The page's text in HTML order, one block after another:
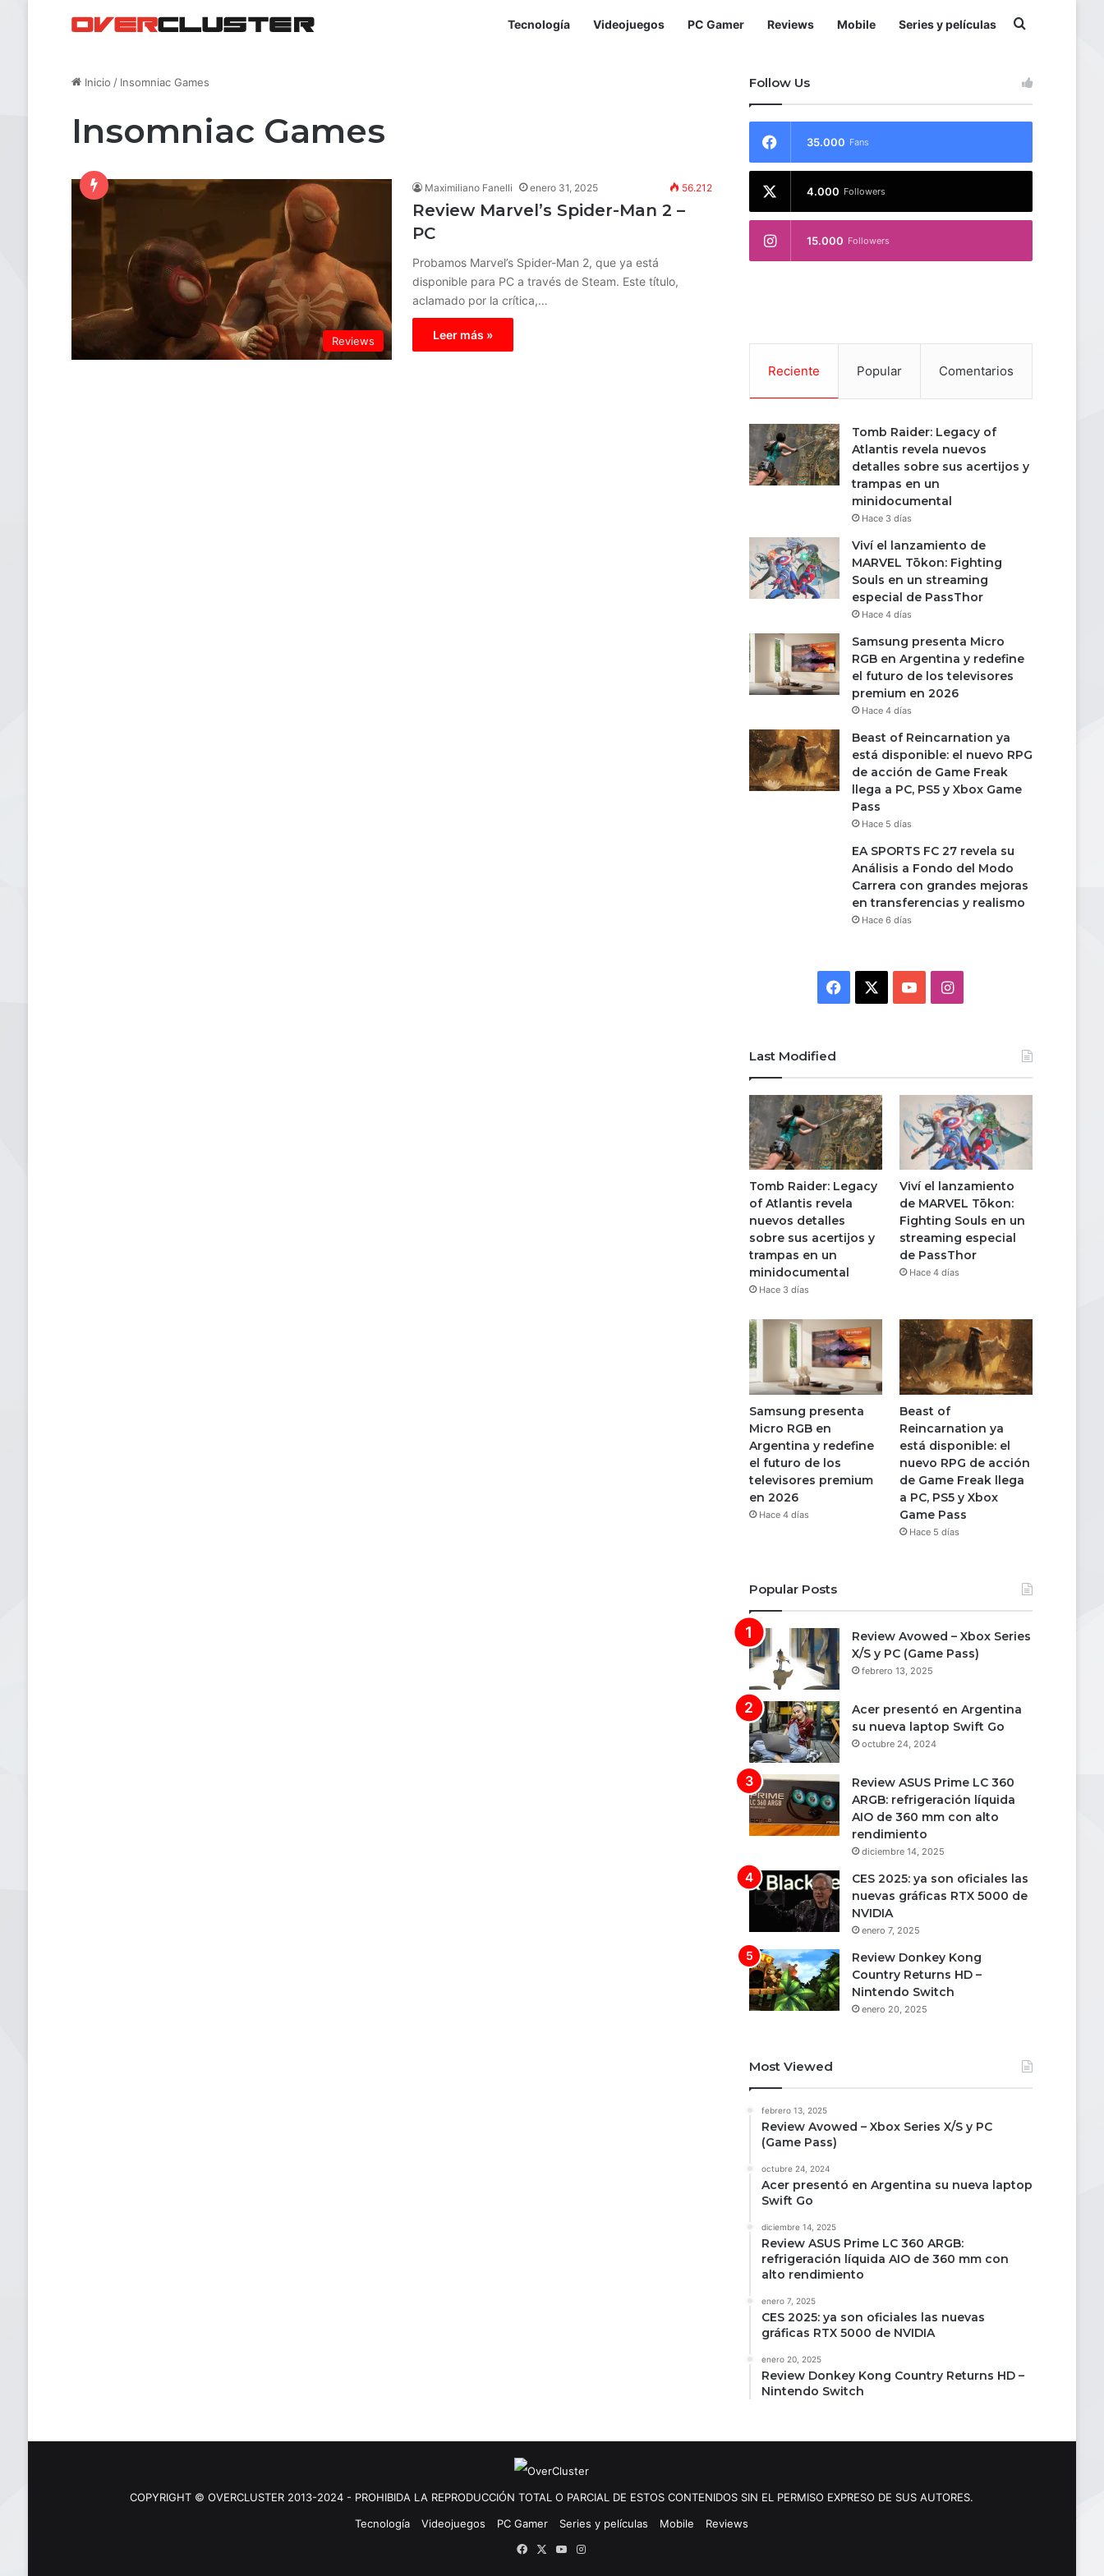
Tecnología Videojuegos PC Gamer Reviews Mobile Series y películas
Inicio / Insomniac Games
Insomniac Games
Reviews
Maximiliano Fanelli enero 31, 2025 56.212
Review Marvel’s Spider-Man 2 –
PC
Probamos Marvel’s Spider-Man 2, que ya está
disponible para PC a través de Steam. Este título,
aclamado por la crítica,…
Leer más »
Follow Us
35.000 Fans
4.000 Followers
15.000 Followers
Reciente Popular Comentarios
Tomb Raider: Legacy of
Atlantis revela nuevos
detalles sobre sus acertijos y
trampas en un
minidocumental
Hace 3 días
Viví el lanzamiento de
MARVEL Tōkon: Fighting
Souls en un streaming
especial de PassThor
Hace 4 días
Samsung presenta Micro
RGB en Argentina y redefine
el futuro de los televisores
premium en 2026
Hace 4 días
Beast of Reincarnation ya
está disponible: el nuevo RPG
de acción de Game Freak
llega a PC, PS5 y Xbox Game
Pass
Hace 5 días
EA SPORTS FC 27 revela su
Análisis a Fondo del Modo
Carrera con grandes mejoras
en transferencias y realismo
Hace 6 días
Facebook YouTubeInstagram
Last Modified
Tomb Raider: Legacy
of Atlantis revela
nuevos detalles
sobre sus acertijos y
trampas en un
minidocumental
Hace 3 días
Viví el lanzamiento
de MARVEL Tōkon:
Fighting Souls en un
streaming especial
de PassThor
Hace 4 días
Samsung presenta
Micro RGB en
Argentina y redefine
el futuro de los
televisores premium
en 2026
Hace 4 días
Beast of
Reincarnation ya
está disponible: el
nuevo RPG de acción
de Game Freak llega
a PC, PS5 y Xbox
Game Pass
Hace 5 días
Popular Posts
Review Avowed – Xbox Series
X/S y PC (Game Pass)
febrero 13, 2025
Acer presentó en Argentina
su nueva laptop Swift Go
octubre 24, 2024
Review ASUS Prime LC 360
ARGB: refrigeración líquida
AIO de 360 mm con alto
rendimiento
diciembre 14, 2025
CES 2025: ya son oficiales las
nuevas gráficas RTX 5000 de
NVIDIA
enero 7, 2025
Review Donkey Kong
Country Returns HD –
Nintendo Switch
enero 20, 2025
Most Viewed
febrero 13, 2025
Review Avowed – Xbox Series X/S y PC
(Game Pass)
octubre 24, 2024
Acer presentó en Argentina su nueva laptop
Swift Go
diciembre 14, 2025
Review ASUS Prime LC 360 ARGB:
refrigeración líquida AIO de 360 mm con
alto rendimiento
enero 7, 2025
CES 2025: ya son oficiales las nuevas
gráficas RTX 5000 de NVIDIA
enero 20, 2025
Review Donkey Kong Country Returns HD –
Nintendo Switch
COPYRIGHT © OVERCLUSTER 2013-2024 - PROHIBIDA LA REPRODUCCIÓN TOTAL O PARCIAL DE ESTOS CONTENIDOS SIN EL PERMISO EXPRESO DE SUS AUTORES.
Tecnología
Videojuegos PC Gamer Series y películas Mobile
Reviews
FacebookYouTubeInstagram